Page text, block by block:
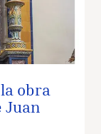
obra
Juan